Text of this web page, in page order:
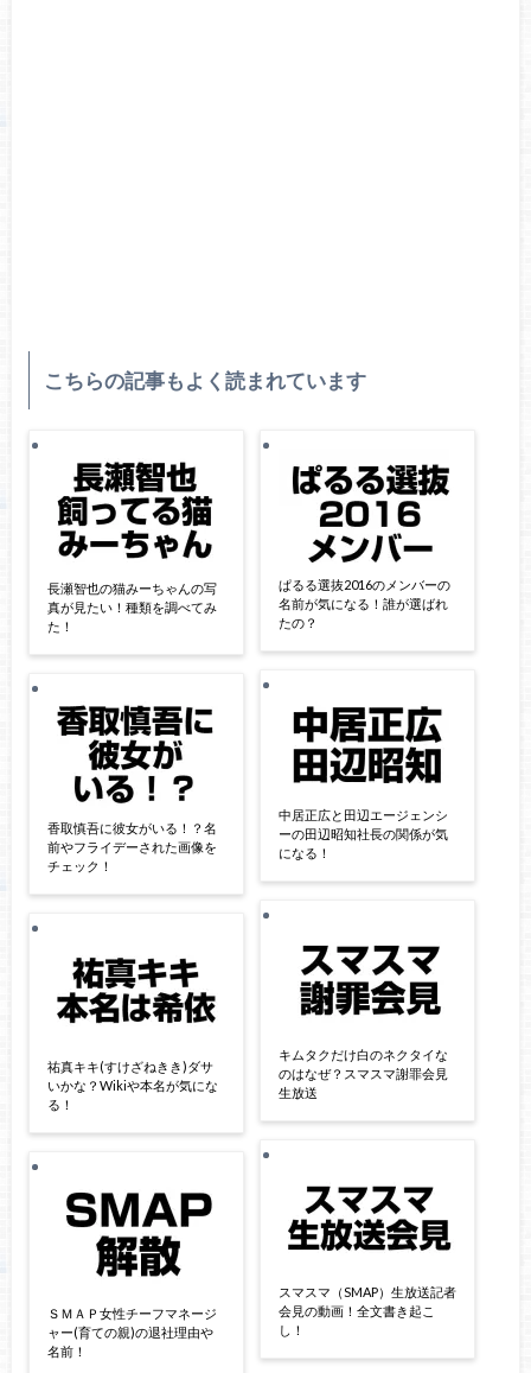
こちらの記事もよく読まれています
長瀬智也の猫みーちゃんの写
真が見たい！種類を調べてみ
た！
香取慎吾に彼女がいる！？名
前やフライデーされた画像を
チェック！
祐真キキ(すけざねきき)ダサ
いかな？Wikiや本名が気にな
る！
ＳＭＡＰ女性チーフマネージ
ャー(育ての親)の退社理由や
名前！
ぱるる選抜2016のメンバーの
名前が気になる！誰が選ばれ
たの？
中居正広と田辺エージェンシ
ーの田辺昭知社長の関係が気
になる！
キムタクだけ白のネクタイな
のはなぜ？スマスマ謝罪会見
生放送
スマスマ（SMAP）生放送記者
会見の動画！全文書き起こ
し！